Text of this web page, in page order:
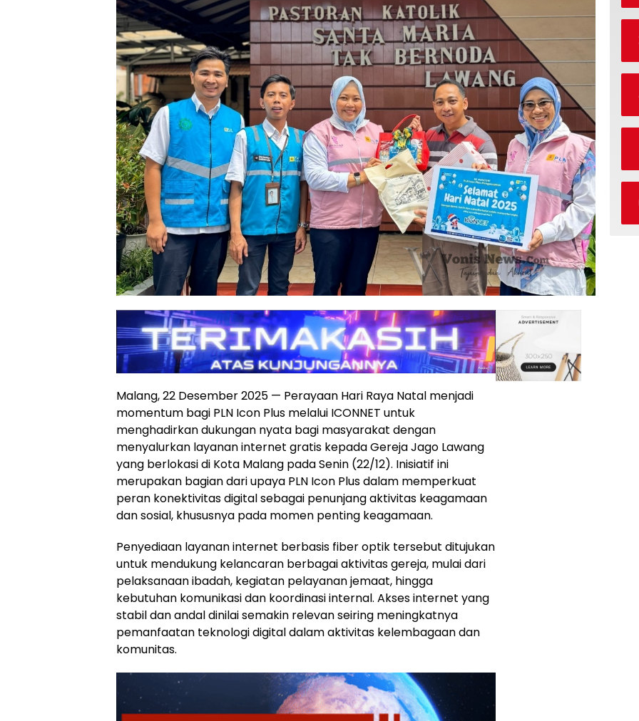
Malang, 22 Desember 2025 — Perayaan Hari Raya Natal menjadi
momentum bagi PLN Icon Plus melalui ICONNET untuk
menghadirkan dukungan nyata bagi masyarakat dengan
menyalurkan layanan internet gratis kepada Gereja Jago Lawang
yang berlokasi di Kota Malang pada Senin (22/12). Inisiatif ini
merupakan bagian dari upaya PLN Icon Plus dalam memperkuat
peran konektivitas digital sebagai penunjang aktivitas keagamaan
dan sosial, khususnya pada momen penting keagamaan.
Penyediaan layanan internet berbasis fiber optik tersebut ditujukan
untuk mendukung kelancaran berbagai aktivitas gereja, mulai dari
pelaksanaan ibadah, kegiatan pelayanan jemaat, hingga
kebutuhan komunikasi dan koordinasi internal. Akses internet yang
stabil dan andal dinilai semakin relevan seiring meningkatnya
pemanfaatan teknologi digital dalam aktivitas kelembagaan dan
komunitas.